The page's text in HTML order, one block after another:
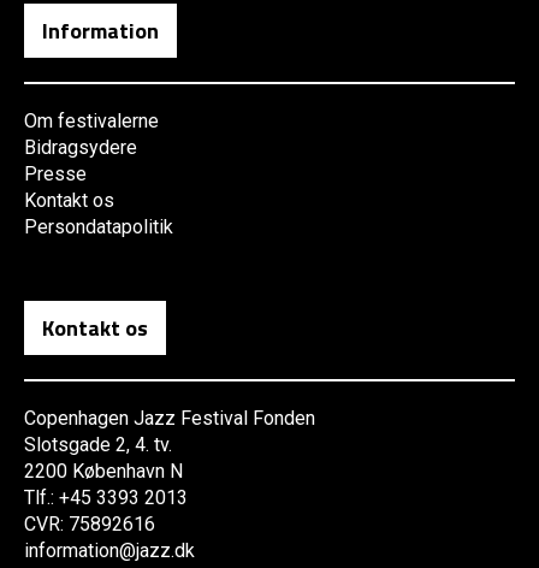
Information
Om festivalerne
Bidragsydere
Presse
Kontakt os
Persondatapolitik
Kontakt os
Copenhagen Jazz Festival Fonden
Slotsgade 2, 4. tv.
2200 København N
Tlf.: +45 3393 2013
CVR: 75892616
information@jazz.dk